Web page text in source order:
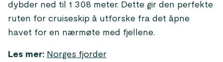
dybder ned til 1 308 meter. Dette gir den perfekte
ruten for cruiseskip å utforske fra det åpne
havet for en nærmøte med fjellene.
Les mer: Norges fjorder